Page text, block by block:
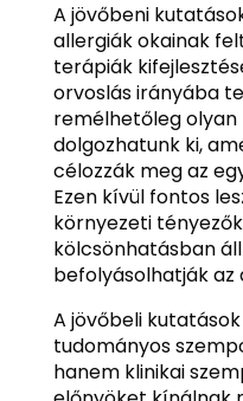
A jövőbeni
allergiák okainak
terápiák
orvoslás irányába
remélhetőleg olyan
dolgozhatunk ki,
célozzák meg az
Ezen kívül fontos
környezeti
kölcsönhatásban
befolyásolhatják az
A jövőbeli
tudományos
hanem klinikai